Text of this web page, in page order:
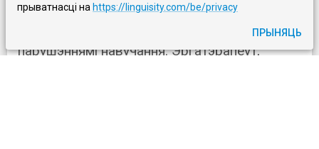
спецыяліста ў галіне псіхічнага здароўя,
падрыхтаванага да працы з людзьмі з
парушэннямі навучання. Эргатэрапеўт,
прыватнасці на https://linguisity.com/be/privacy
ПРЫНЯЦЬ